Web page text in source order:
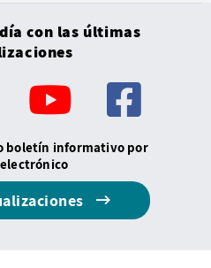
con las últimas
boletín informativo por